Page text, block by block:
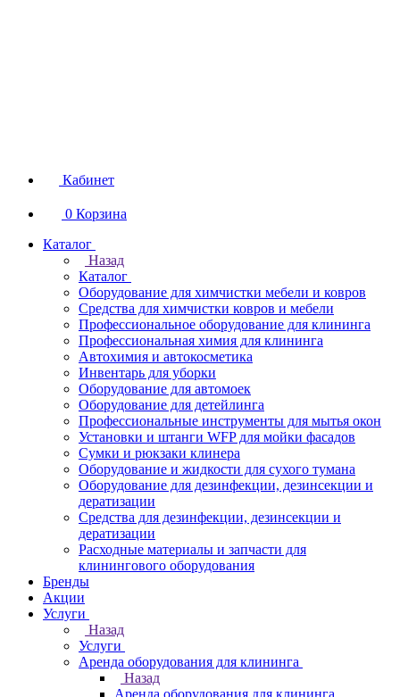
Кабинет
0 Корзина
Каталог
Назад
Каталог
Оборудование для химчистки мебели и ковров
Средства для химчистки ковров и мебели
Профессиональное оборудование для клининга
Профессиональная химия для клининга
Автохимия и автокосметика
Инвентарь для уборки
Оборудование для автомоек
Оборудование для детейлинга
Профессиональные инструменты для мытья окон
Установки и штанги WFP для мойки фасадов
Сумки и рюкзаки клинера
Оборудование и жидкости для сухого тумана
Оборудование для дезинфекции, дезинсекции и
дератизации
Средства для дезинфекции, дезинсекции и
дератизации
Расходные материалы и запчасти для
клинингового оборудования
Бренды
Акции
Услуги
Назад
Услуги
Аренда оборудования для клининга
Назад
Аренда оборудования для клининга